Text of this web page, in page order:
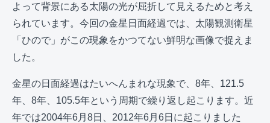
よって背景にある太陽の光が屈折して見えるためと考え
られています。今回の金星日面経過では、太陽観測衛星
「ひので」がこの現象をかつてない鮮明な画像で捉えま
した。
金星の日面経過はたいへんまれな現象で、8年、121.5
年、8年、105.5年という周期で繰り返し起こります。近
年では2004年6月8日、2012年6月6日に起こりました